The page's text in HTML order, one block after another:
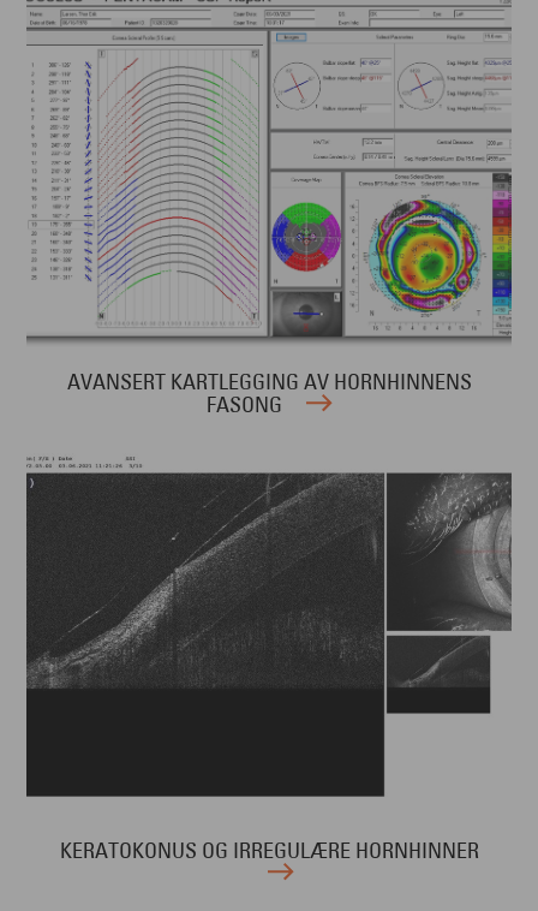
AVANSERT KARTLEGGING AV HORNHINNENS
FASONG
KERATOKONUS OG IRREGULÆRE HORNHINNER